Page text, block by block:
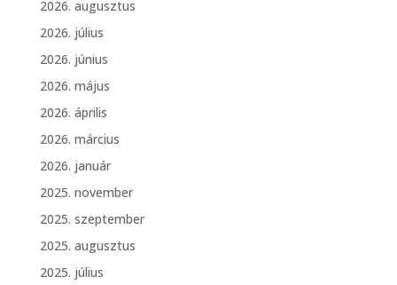
2026. augusztus
2026. július
2026. június
2026. május
2026. április
2026. március
2026. január
2025. november
2025. szeptember
2025. augusztus
2025. július